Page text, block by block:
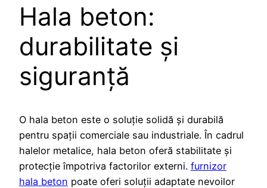
Hala beton:
durabilitate și
siguranță
O hala beton este o soluție solidă și durabilă
pentru spații comerciale sau industriale. În cadrul
halelor metalice, hala beton oferă stabilitate și
protecție împotriva factorilor externi. furnizor
hala beton poate oferi soluții adaptate nevoilor